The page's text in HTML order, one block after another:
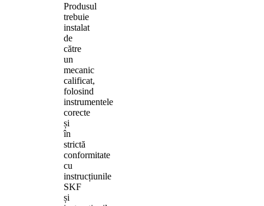
Produsul
trebuie
instalat
de
către
un
mecanic
calificat,
folosind
instrumentele
corecte
și
în
strictă
conformitate
cu
instrucțiunile
SKF
și